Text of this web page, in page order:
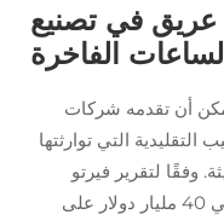
عريق في تصنيع
الساعات الفاخرة
أن تقدمه شركات
التي توارثتها
وفقًا لتقرير فيرتو
الأخير لعام 2023، أنفق الأشخاص حوالي 40 مليار دولار على